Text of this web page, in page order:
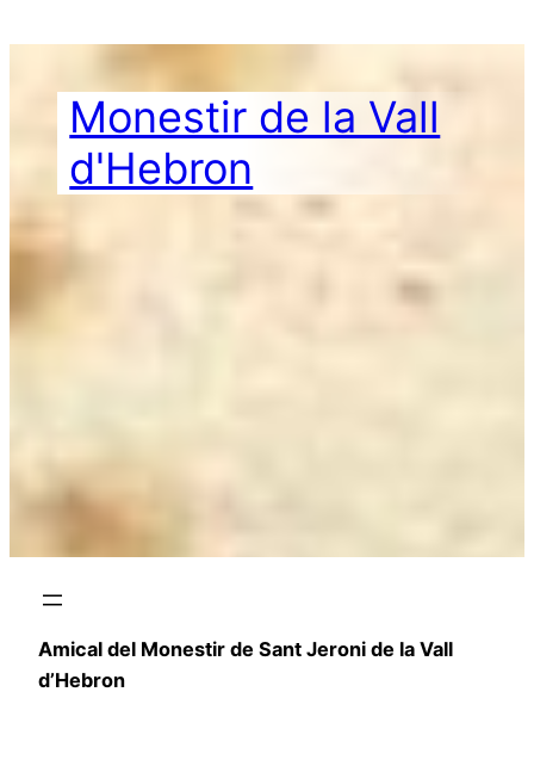
contingut
Monestir de la Vall
d'Hebron
Amical del Monestir de Sant Jeroni de la Vall
d’Hebron